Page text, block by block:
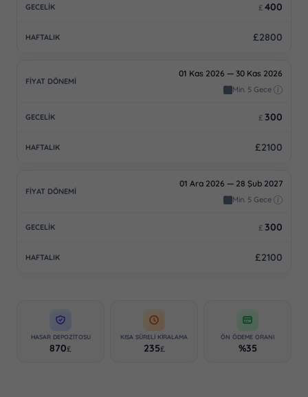
£400
£2800
01 Kas 2026 — 30 Kas 2026
Min. 5 Gece
£ 300
£2100
01 Ara 2026 — 28 Şub 2027
Min. 5 Gece
£ 300
£2100
HASAR DEPOZITOSU
870£
KISA SÜRELI KIRALAMA
235£
ÖN ÖDEME ORANI
%35